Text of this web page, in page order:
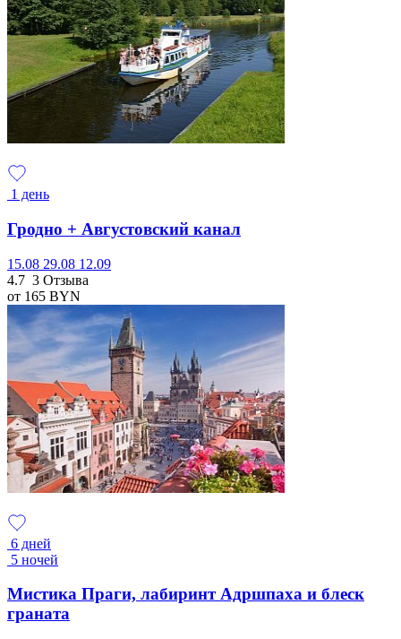
1 день
Гродно + Августовский канал
15.08 29.08 12.09
4.7 3 Отзыва
от 165 BYN
6 дней
5 ночей
Мистика Праги, лабиринт Адршпаха и блеск
граната